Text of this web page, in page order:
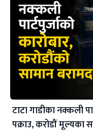
टाटा गाडीका नक्कली
पक्राउ, करोडौं मूल्यका